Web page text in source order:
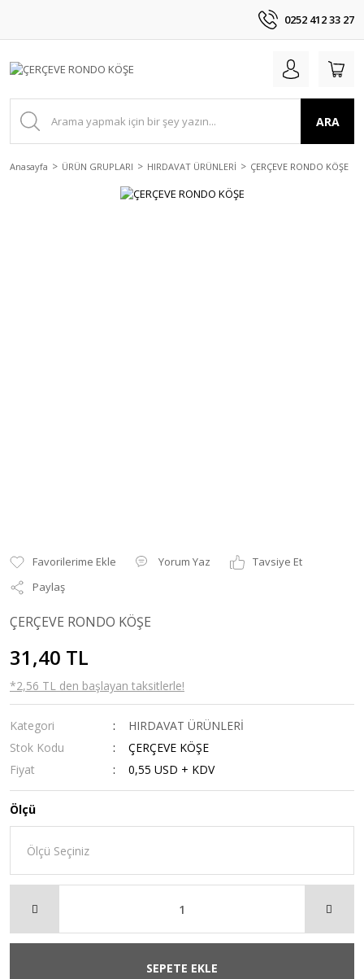
0252 412 33 27
ARA
Anasayfa ÜRÜN GRUPLARI HIRDAVAT ÜRÜNLERİ ÇERÇEVE RONDO KÖŞE
Yorum Yaz
Tavsiye Et
Paylaş
ÇERÇEVE RONDO KÖŞE
31,40 TL
*2,56 TL den başlayan taksitlerle!
Kategori
HIRDAVAT ÜRÜNLERİ
Stok Kodu
ÇERÇEVE KÖŞE
Fiyat
0,55 USD + KDV
Ölçü
SEPETE EKLE